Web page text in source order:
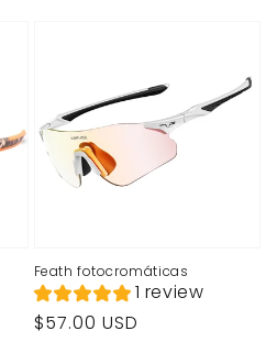
Feath fotocromáticas
1 review
Precio
$57.00 USD